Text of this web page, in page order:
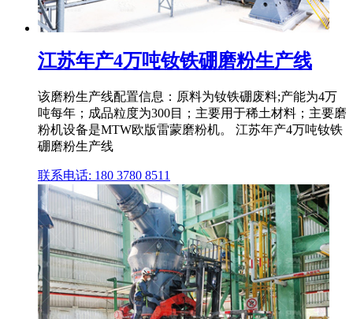
江苏年产4万吨钕铁硼磨粉生产线
该磨粉生产线配置信息：原料为钕铁硼废料;产能为4万
吨每年；成品粒度为300目；主要用于稀土材料；主要磨
粉机设备是MTW欧版雷蒙磨粉机。 江苏年产4万吨钕铁
硼磨粉生产线
联系电话: 180 3780 8511